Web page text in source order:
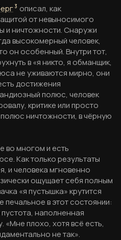
3 описал, как
от невыносимого
и ничтожности. Снаружи
высокомерный человек,
он особенный. Внутри тот,
в «я никто, я обманщик,
не уживаются мирно, они
достижения
полюс, человек
критике или просто
ничтожности, в чёрную
во многом и есть
Как только результаты
и человека мгновенно
ощущает себя полным
«я пустышка» крутится
в этот состоянии:
наполненная
«Мне плохо, хотя всё есть,
не так».